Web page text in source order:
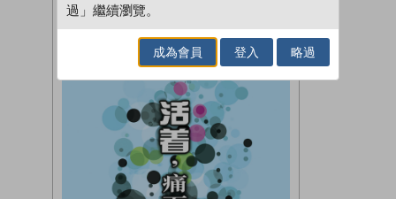
過」繼續瀏覽。
成為會員 登入 略過